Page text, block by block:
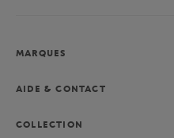
MARQUES
AIDE & CONTACT
COLLECTION